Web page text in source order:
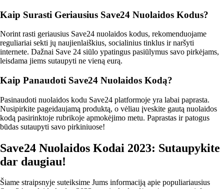
Kaip Surasti Geriausius Save24 Nuolaidos Kodus?
Norint rasti geriausius Save24 nuolaidos kodus, rekomenduojame
reguliariai sekti jų naujienlaiškius, socialinius tinklus ir naršyti
internete. Dažnai Save 24 siūlo ypatingus pasiūlymus savo pirkėjams,
leisdama jiems sutaupyti ne vieną eurą.
Kaip Panaudoti Save24 Nuolaidos Kodą?
Pasinaudoti nuolaidos kodu Save24 platformoje yra labai paprasta.
Nusipirkite pageidaujamą produktą, o vėliau įveskite gautą nuolaidos
kodą pasirinktoje rubrikoje apmokėjimo metu. Paprastas ir patogus
būdas sutaupyti savo pirkiniuose!
Save24 Nuolaidos Kodai 2023: Sutaupykite
dar daugiau!
Šiame straipsnyje suteiksime Jums informaciją apie populiariausius